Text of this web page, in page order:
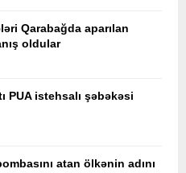
Qarabağda aparılan
oldular
PUA istehsalı şəbəkəsi
atan ölkənin adını